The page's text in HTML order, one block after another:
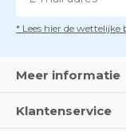
* Lees hier de wettelijke
Meer informatie
Klantenservice